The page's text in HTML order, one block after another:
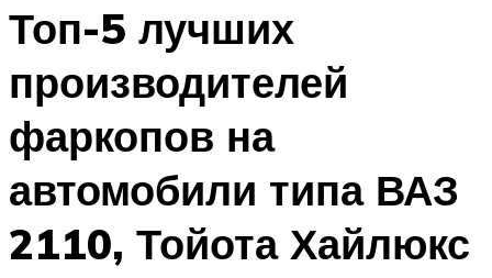
Топ-5 лучших
производителей
фаркопов на
автомобили типа ВАЗ
2110, Тойота Хайлюкс